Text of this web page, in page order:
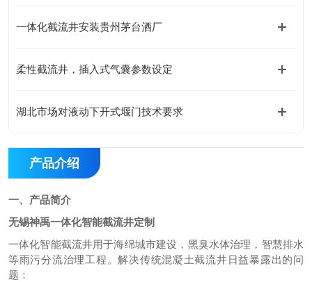
一体化截流井安装贵州茅台酒厂
柔性截流井，插入式气囊参数设定
湖北市场对液动下开式堰门技术要求
产品介绍
一、产品简介
无锡神禹一体化智能截流井定制
一体化智能截流井用于海绵城市建设，黑臭水体治理，智慧排水
等雨污分流治理工程。解决传统混凝土截流井日益暴露出的问
题：